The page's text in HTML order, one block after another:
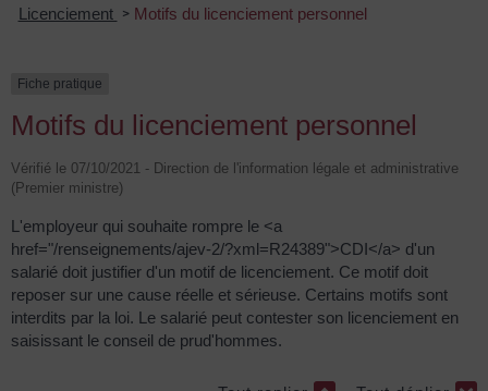
Licenciement > Motifs du licenciement personnel
Fiche pratique
Motifs du licenciement personnel
Vérifié le 07/10/2021 - Direction de l'information légale et administrative
(Premier ministre)
L'employeur qui souhaite rompre le <a
href="/renseignements/ajev-2/?xml=R24389">CDI</a> d'un
salarié doit justifier d'un motif de licenciement. Ce motif doit
reposer sur une cause réelle et sérieuse. Certains motifs sont
interdits par la loi. Le salarié peut contester son licenciement en
saisissant le conseil de prud'hommes.